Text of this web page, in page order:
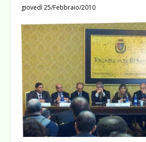
giovedì 25/Febbraio/2010